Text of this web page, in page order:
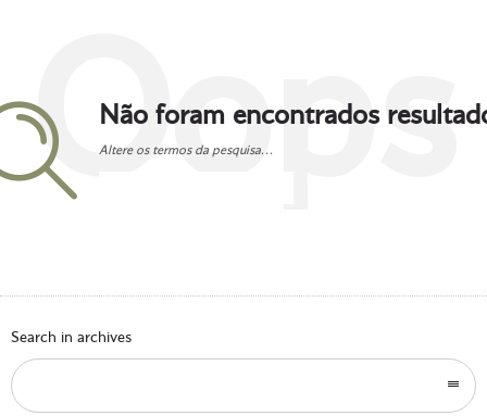
Oops
Não foram encontrados
Altere os termos da pesquisa...
Search in archives